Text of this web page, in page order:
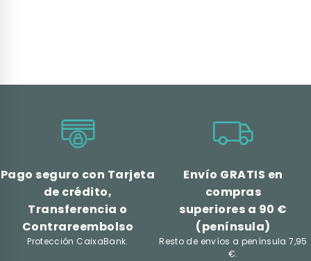
Pago seguro con Tarjeta
de crédito,
Transferencia o
Contrareembolso
Protección CaixaBank.
Envío GRATIS en
compras
superiores a 90 €
(península)
Resto de envíos a península 7,95
€.